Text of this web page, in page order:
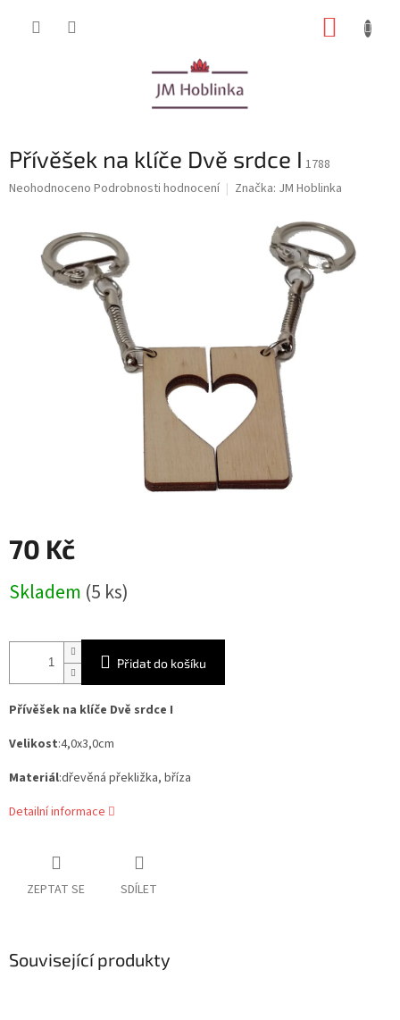
Přívěšek na klíče Dvě srdce I 1788
Průměrné
Neohodnoceno Podrobnosti hodnocení Značka: JM Hoblinka
70 Kč
cena:
Skladem (5 ks)
Přidat do košíku
Přívěšek na klíče Dvě srdce I
Velikost:4,0x3,0cm
Materiál:dřevěná překližka, bříza
Detailní informace
ZEPTAT SE SDÍLET
Související produkty